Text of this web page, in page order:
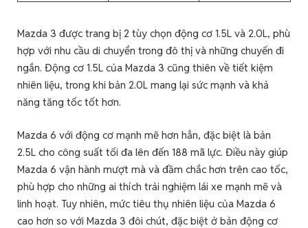
Mazda 3 được trang bị 2 tùy chọn động cơ 1.5L và 2.0L, phù
hợp với nhu cầu di chuyển trong đô thị và những chuyến đi
ngắn. Động cơ 1.5L của Mazda 3 cũng thiên về tiết kiệm
nhiên liệu, trong khi bản 2.0L mang lại sức mạnh và khả
năng tăng tốc tốt hơn.
Mazda 6 với động cơ mạnh mẽ hơn hẳn, đặc biệt là bản
2.5L cho công suất tối đa lên đến 188 mã lực. Điều này giúp
Mazda 6 vận hành mượt mà và đầm chắc hơn trên cao tốc,
phù hợp cho những ai thích trải nghiệm lái xe mạnh mẽ và
linh hoạt. Tuy nhiên, mức tiêu thụ nhiên liệu của Mazda 6
cao hơn so với Mazda 3 đôi chút, đặc biệt ở bản động cơ